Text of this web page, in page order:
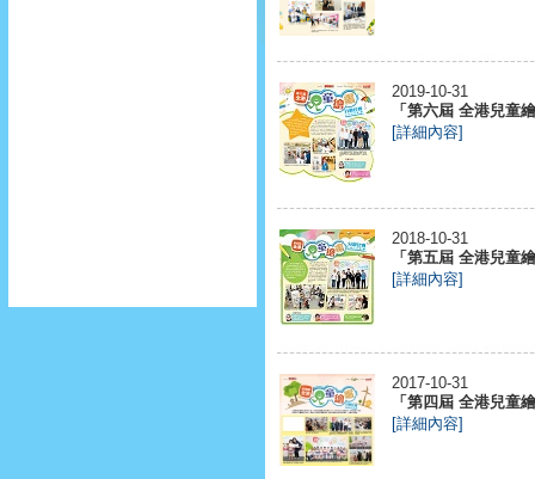
2019-10-31
「第六屆 全港兒童
[詳細內容]
2018-10-31
「第五屆 全港兒童
[詳細內容]
2017-10-31
「第四屆 全港兒童
[詳細內容]